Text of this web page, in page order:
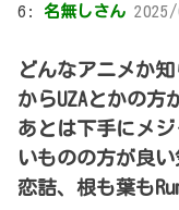
6: 名無しさん
どんなアニメか
からUZAとかの方
あとは下手にメ
いものの方が良い
恋詰、根も葉も